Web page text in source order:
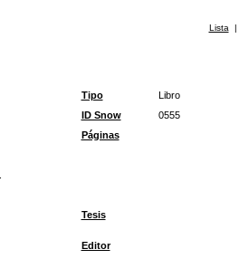
Lista |
Tipo
Libro
ID Snow
0555
Páginas
Tesis
Editor